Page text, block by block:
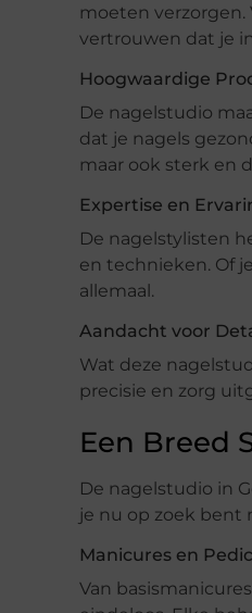
moeten
vertrouwen dat je
Hoogwaardige
De nagelstudio
dat je nagels
maar ook sterk en
Expertise en
De nagelstylisten
en technieken. Of
allemaal.
Aandacht voor
Wat deze
precisie en zorg
Een Breed
De nagelstudio in
je nu op zoek bent
Manicures en
Van